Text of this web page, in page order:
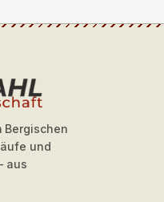
Bergischen
und
aus